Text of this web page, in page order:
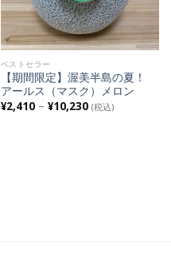
ベストセラー
【期間限定】渥美半島の夏！
アールス（マスク）メロン
¥2,410– ¥10,230 (税込)